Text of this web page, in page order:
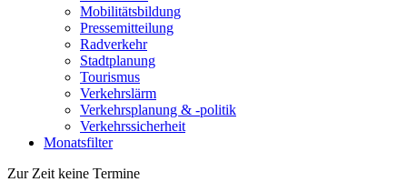
Mobilitätsbildung
Pressemitteilung
Radverkehr
Stadtplanung
Tourismus
Verkehrslärm
Verkehrsplanung & -politik
Verkehrssicherheit
Monatsfilter
Zur Zeit keine Termine